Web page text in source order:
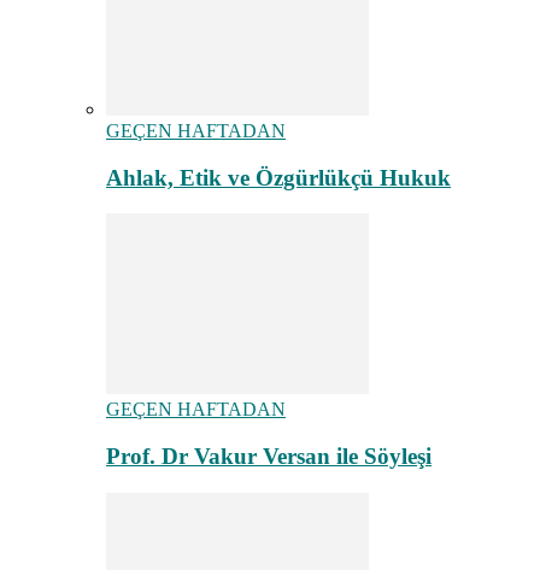
GEÇEN HAFTADAN
Ahlak, Etik ve Özgürlükçü Hukuk
GEÇEN HAFTADAN
Prof. Dr Vakur Versan ile Söyleşi